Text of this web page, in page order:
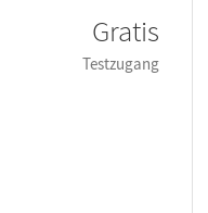
Gratis
Testzugang